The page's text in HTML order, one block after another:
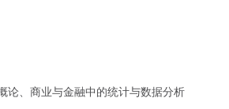
论、商业与金融中的统计与数据分析